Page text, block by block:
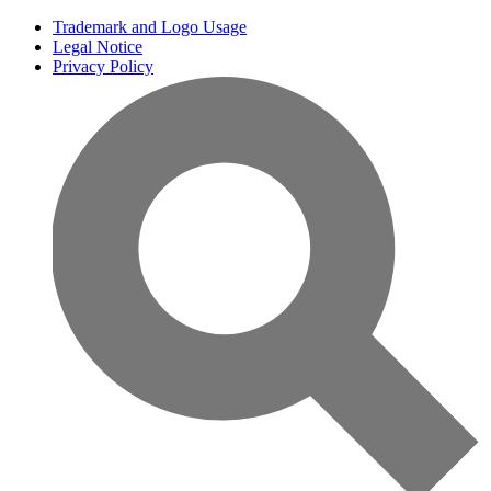
Trademark and Logo Usage
Legal Notice
Privacy Policy